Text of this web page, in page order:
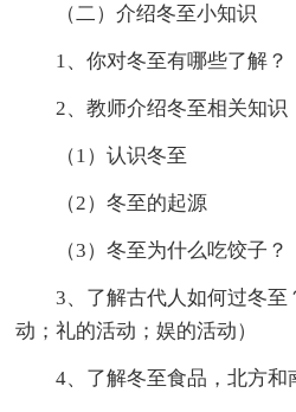
（二）介绍冬至小知识
1、你对冬至有哪些了解？
2、教师介绍冬至相关知识
（1）认识冬至
（2）冬至的起源
（3）冬至为什么吃饺子？
3、了解古代人如何过冬
动；礼的活动；娱的活动）
4、了解冬至食品，北方和